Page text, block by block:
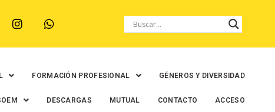
FORMACIÓN PROFESIONAL GÉNEROS Y DIVERSIDAD
DESCARGAS MUTUAL CONTACTO ACCESO